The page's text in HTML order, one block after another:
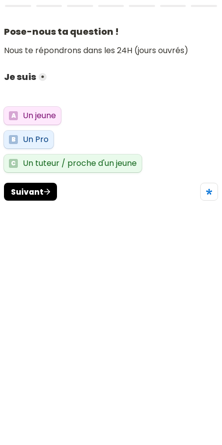
Pose-nous ta question !
Nous te répondrons dans les 24H (jours ouvrés)
Je suis *
A Un jeune
B Un Pro
C Un tuteur / proche d'un jeune
Suivant